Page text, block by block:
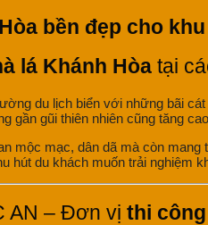
bền đẹp cho
lá Khánh Hòa tại
du lịch biển với những bãi
gần gũi thiên nhiên cũng tăng
mộc mạc, dân dã mà còn
hút du khách muốn trải nghiệm
AN – Đơn vị thi